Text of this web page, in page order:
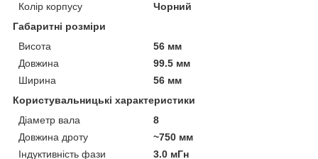
Колір корпусу
Чорний
Габаритні розміри
Висота
56 мм
Довжина
99.5 мм
Ширина
56 мм
Користувальницькі характеристики
Діаметр вала
8
Довжина дроту
~750 мм
Індуктивність фази
3.0 мГн